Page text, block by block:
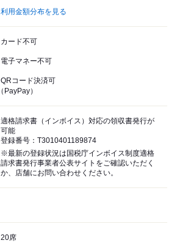
利用金額分布を見る
カード不可
電子マネー不可
QRコード決済可
（PayPay）
適格請求書（インボイス）対応の領収書発行が
可能
登録番号：T3010401189874
※最新の登録状況は国税庁インボイス制度適格
請求書発行事業者公表サイトをご確認いただく
か、店舗にお問い合わせください。
20席